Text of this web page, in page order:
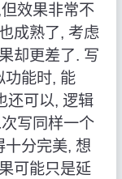
效果非常不
成熟了, 考虑
却更差了. 写
功能时, 能
还可以, 逻辑
写同样一个
十分完美, 想
可能只是延